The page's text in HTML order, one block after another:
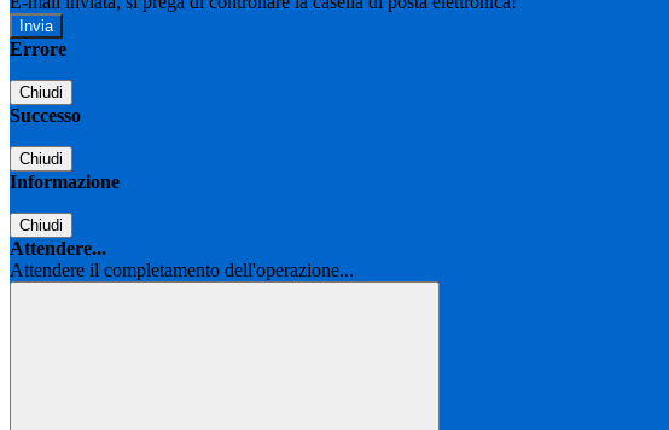
Errore
Chiudi
Successo
Chiudi
Informazione
Chiudi
Attendere...
Attendere il completamento dell'operazione...